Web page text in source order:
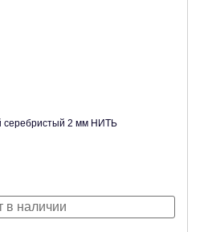
серебристый 2 мм НИТЬ
в наличии